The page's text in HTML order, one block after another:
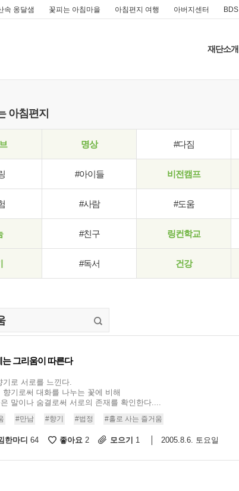
속 옹달샘 꽃피는 아침마을 아침편지 여행 아버지센터 BDS
재단소개
아침편지
명상 #다짐
#아이들 비전캠프
#사람 #도움
#친구 링컨학교
#독서 건강
는 그리움이 따른다
기로 서로를 느낀다.
향기로써 대화를 나누는 꽃에 비해
말이나 숨결로써 서로의 존재를 확인한다....
#만남 #향기 #법정 #홀로 사는 즐거움
한마디 64 좋아요 2 모으기 1 2005.8.6. 토요일